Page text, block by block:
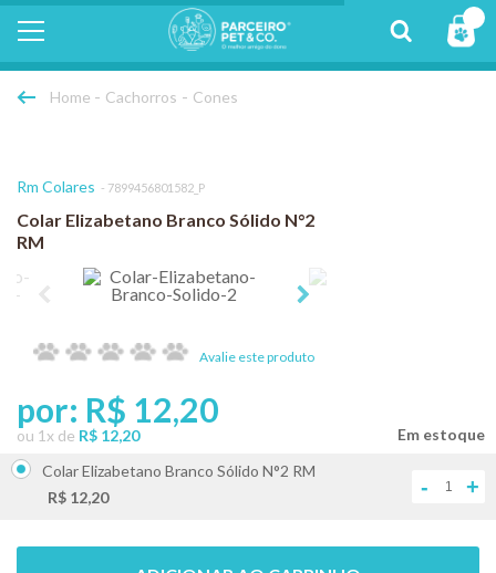
Cachorros Cones
Avalie este produto
Rm Colares 7899456801582_P
Colar Elizabetano Branco Sólido N°2
RM
por: R$ 12,20
ou 1 x de R$ 12,20
Colar Elizabetano Branco Sólido N°2 RM
R$ 12,20
- +